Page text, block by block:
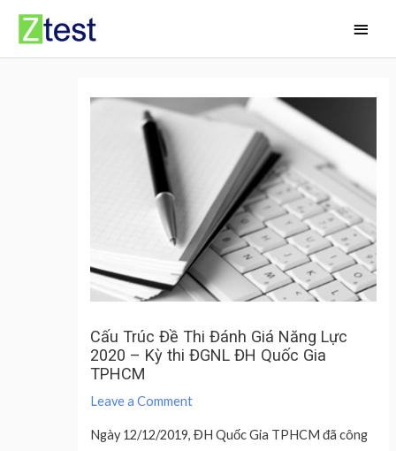
Skip
content
Cấu Trúc Đề Thi Đánh Giá Năng Lực
2020 – Kỳ thi ĐGNL ĐH Quốc Gia
TPHCM
Leave a Comment
Ngày 12/12/2019, ĐH Quốc Gia TPHCM đã công